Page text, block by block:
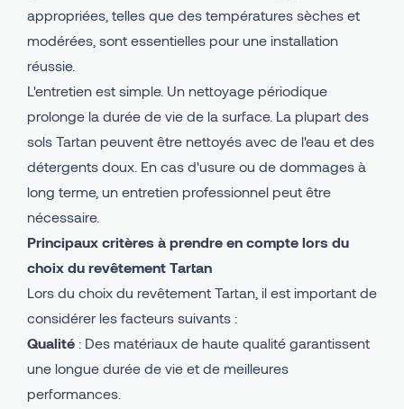
appropriées, telles que des températures sèches et
modérées, sont essentielles pour une installation
réussie.
L'entretien est simple. Un nettoyage périodique
prolonge la durée de vie de la surface. La plupart des
sols Tartan peuvent être nettoyés avec de l'eau et des
détergents doux. En cas d'usure ou de dommages à
long terme, un entretien professionnel peut être
nécessaire.
Principaux critères à prendre en compte lors du
choix du revêtement Tartan
Lors du choix du revêtement Tartan, il est important de
considérer les facteurs suivants :
Qualité : Des matériaux de haute qualité garantissent
une longue durée de vie et de meilleures
performances.